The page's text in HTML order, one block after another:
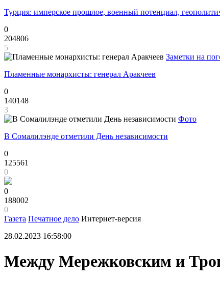
Турция: имперское прошлое, военный потенциал,
0
204806
5
Заметки на
Пламенные монархисты: генерал Аракчеев
0
140148
3
Фото
В Сомалилэнде отметили День независимости
0
125561
0
0
188002
0
Газета Печатное дело Интернет-версия
28.02.2023 16:58:00
Между Мережковским и